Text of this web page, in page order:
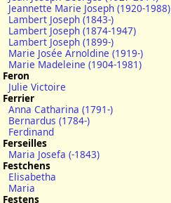
Jeannette Marie Joseph (1920-1988)
Lambert Joseph (1843-)
Lambert Joseph (1874-1947)
Lambert Joseph (1899-)
Marie Josée Arnoldine (1919-)
Marie Madeleine (1904-1981)
Feron
Julie Victoire
Ferrier
Anna Catharina (1791-)
Bernardus (1784-)
Ferdinand
Ferseilles
Maria Josefa (-1843)
Festchens
Elisabetha
Maria
Festens